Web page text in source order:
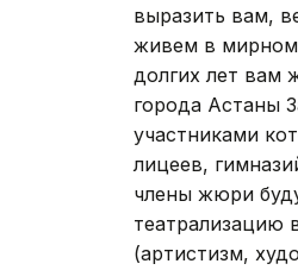
выразить вам,
живем в
долгих лет вам
города Астаны
участниками
лицеев,
члены жюри
театрализацию
(артистизм,